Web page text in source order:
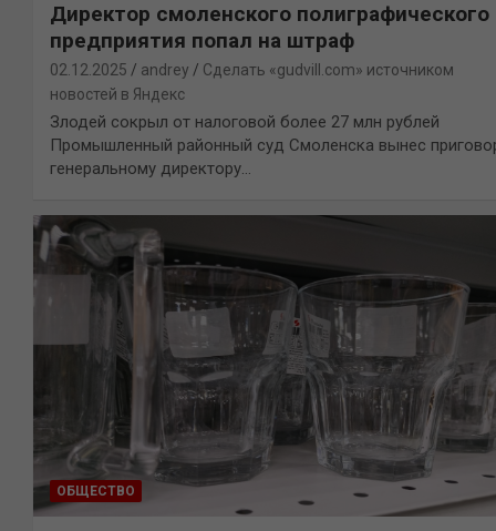
Директор смоленского полиграфического
предприятия попал на штраф
02.12.2025 andrey
Сделать «gudvill.com» источником
новостей в Яндекс
Злодей сокрыл от налоговой более 27 млн рублей
Промышленный районный суд Смоленска вынес
генеральному директору…
ОБЩЕСТВО